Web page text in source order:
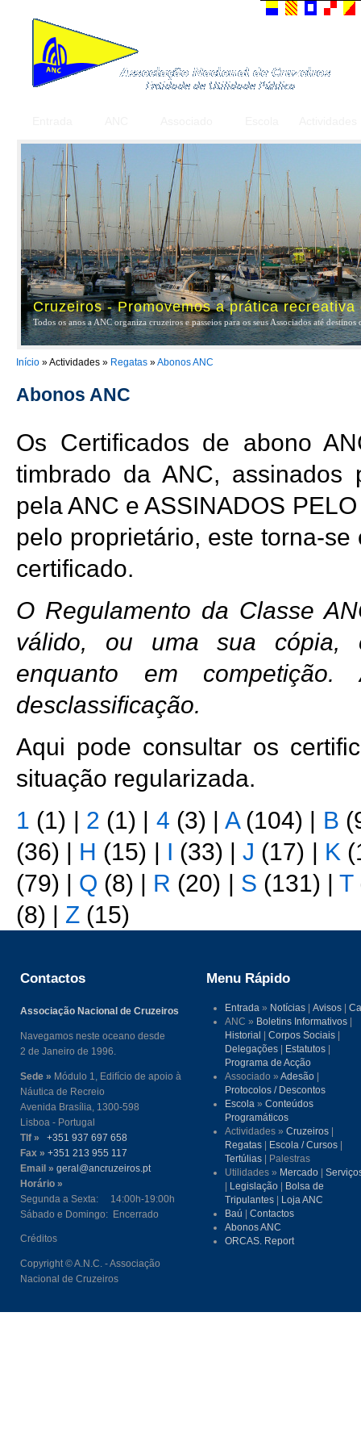
Cruzeiros - Promovemos a prática
Todos os anos a ANC organiza cruzeiros e passeios para os seus Associados até
You are here
Início » Actividades » Regatas » Abonos ANC
Abonos ANC
Os Certificados de abono
timbrado da ANC, assinados
pela ANC e ASSINADOS
pelo proprietário, este torna-
certificado.
O Regulamento da Classe
válido, ou uma sua cópia,
enquanto em
desclassificação.
Aqui pode consultar os
situação regularizada.
1 (1) | 2 (1) | 4 (3) | A(104) | B
(36) | H (15) | I (33) |J (17) | K
(79) | Q (8) | R (20) | S (131) | T
(8) | Z (15)
Contactos
Associação Nacional de Cruzeiros
Navegamos neste oceano desde
2 de Janeiro de 1996.
Sede » Módulo 1, Edifício de apoio à
Náutica de Recreio
Avenida Brasília, 1300-598
Lisboa - Portugal
Tlf »
+351 937 697 658
Fax » +351 213 955 117
Email » geral@ancruzeiros.pt
Horário »
Segunda a Sexta: 14:00h-19:00h
Sábado e Domingo: Encerrado
Créditos
Copyright © A.N.C. - Associação
Nacional de Cruzeiros
Menu Rápido
Entrada » Notícias |Avisos |
ANC » Boletins Informativos |
Historial |Corpos Sociais |
Delegações | Estatutos |
Programa de Acção
Associado »Adesão |
Protocolos / Descontos
Escola »Conteúdos
Programáticos
Actividades »Cruzeiros |
Regatas | Escola / Cursos |
Tertúlias | Palestras
Utilidades » Mercado |
| Legislação | Bolsa de
Tripulantes | Loja ANC
Baú |Contactos
Abonos ANC
ORCAS. Report